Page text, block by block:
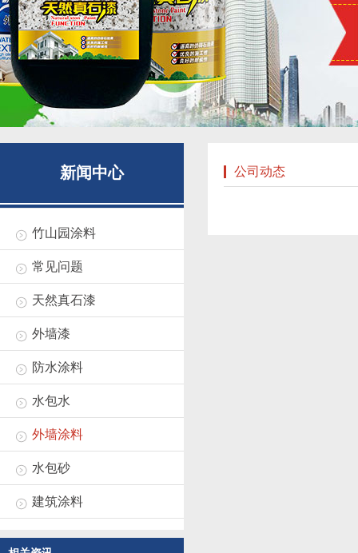
新闻中心
竹山园涂料
常见问题
天然真石漆
外墙漆
防水涂料
水包水
外墙涂料
水包砂
建筑涂料
公司动态